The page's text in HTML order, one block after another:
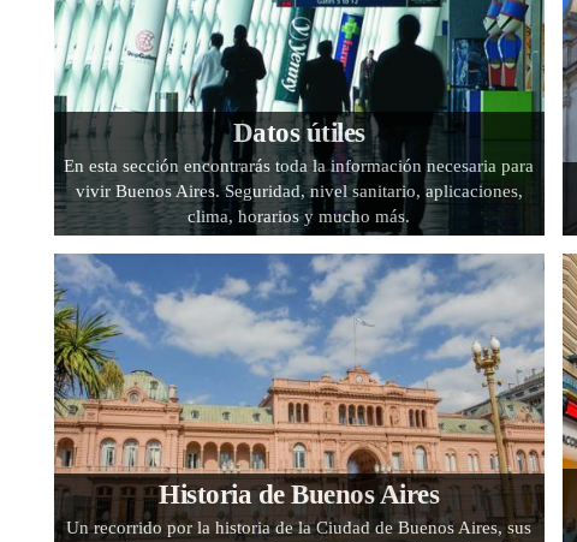
Datos útiles
En esta sección encontrarás toda la información necesaria para
vivir Buenos Aires. Seguridad, nivel sanitario, aplicaciones,
clima, horarios y mucho más.
Historia de Buenos Aires
Un recorrido por la historia de la Ciudad de Buenos Aires, sus